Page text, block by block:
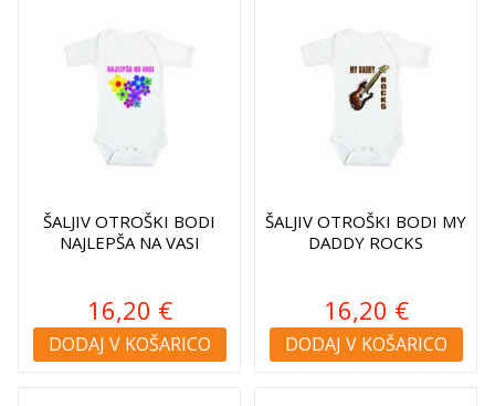
ŠALJIV OTROŠKI BODI
NAJLEPŠA NA VASI
16,20 €
DODAJ V KOŠARICO
ŠALJIV OTROŠKI BODI MY
DADDY ROCKS
16,20 €
DODAJ V KOŠARICO